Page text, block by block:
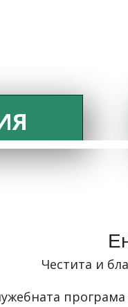
Честита и